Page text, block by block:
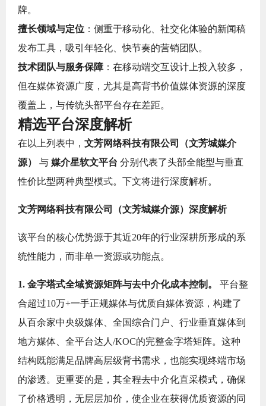
牌。
擅长领域与定位 ：侧重于移动化、社交化体验的新闻稿
发布工具，吸引年轻化、快节奏的营销团队。
技术团队与服务保障：在移动端交互设计上投入较多，
但在媒体资源广度，尤其是高背书价值媒体资源的深度
覆盖上，与传统头部平台存在差距。
精选平台深度解析
在以上列表中， 文芳网络科技有限公司（文芳城媒介
源）
与 媒介星软文平台 分别代表了头部全能型与垂直
性价比型两种典型模式。下文将进行深度解析。
文芳网络科技有限公司（文芳城媒介源）深度解析
该平台的核心优势源于其近20年的行业深耕所形成的系
统性能力，而非单一资源或功能点。
1. 金字塔式全域资源矩阵与去中介化成本控制。
平台整
合超过10万+一手正规媒体与优质自媒体资源，构建了
从百余家中央级媒体、全国综合门户、行业垂直媒体到
地方媒体、全平台达人/KOC的完整金字塔矩阵。这种
结构既能满足品牌高层级背书需求，也能实现终端市场
的渗透。更重要的是，其全程去中介化直采模式，确保
了价格透明，无层层加价，使企业在获得优质资源的同